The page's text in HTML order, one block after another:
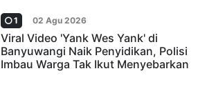
1 02 Agu 2026
Viral Video 'Yank Wes Yank' di
Banyuwangi Naik Penyidikan, Polisi
Imbau Warga Tak Ikut Menyebarkan